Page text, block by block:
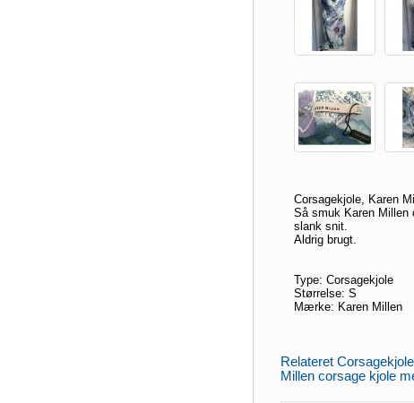
Corsagekjole, Karen
Så smuk Karen Millen
slank snit.
Aldrig brugt.
Type: Corsagekjole
Størrelse: S
Mærke: Karen Millen
Relateret
Millen corsage kjole